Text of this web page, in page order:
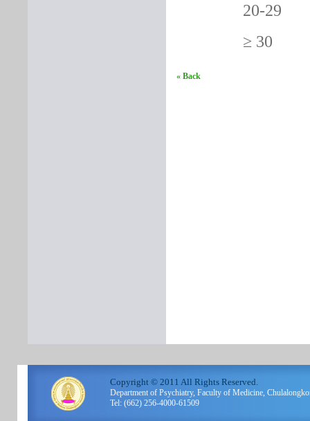
≥ 30
« Back
Copyright © 2011 All Rights Reserved.
Department of Psychiatry, Faculty of Medicine,
Tel: (662) 256-4000-61509